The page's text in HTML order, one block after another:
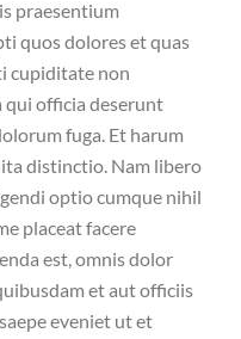
praesentium
quos dolores et quas
cupiditate non
qui officia deserunt
fuga. Et harum
distinctio. Nam libero
optio cumque nihil
placeat facere
est, omnis dolor
et aut officiis
eveniet ut et